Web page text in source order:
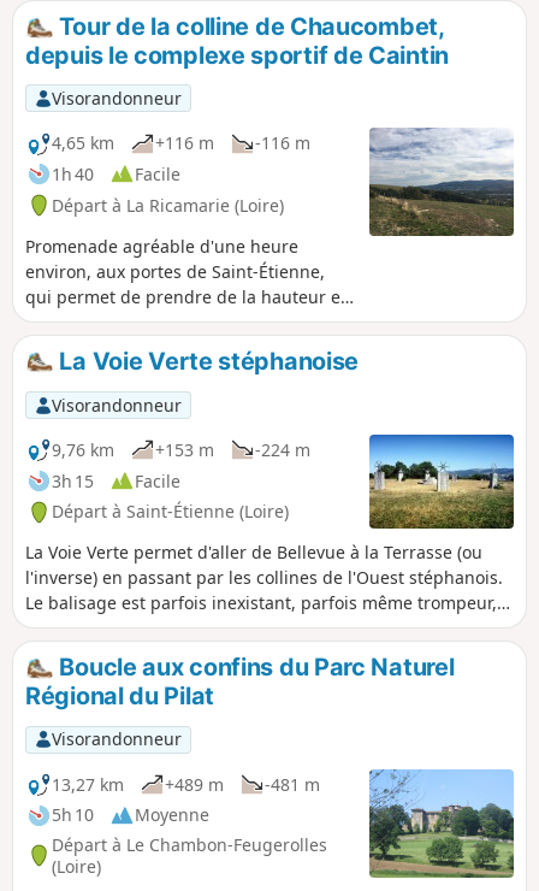
Tour de la colline de Chaucombet,
depuis le complexe sportif de Caintin
Visorandonneur
4,65 km
+116 m
-116 m
1h 40
Facile
Départ à La Ricamarie (Loire)
Promenade agréable d'une heure
environ, aux portes de Saint-Étienne,
qui permet de prendre de la hauteur et
d'avoir de belles vues sur les vallées et
les reliefs environnants. Au départ il y a
des panneaux interdisant l'accès aux
chiens.
La Voie Verte stéphanoise
Visorandonneur
9,76 km
+153 m
-224 m
3h 15
Facile
Départ à Saint-Étienne (Loire)
La Voie Verte permet d'aller de Bellevue à la Terrasse (ou
l'inverse) en passant par les collines de l'Ouest stéphanois.
Le balisage est parfois inexistant, parfois même trompeur,
et le plus souvent inadapté. Autant de raisons motivant la
proposition de cette balade avec un descriptif détaillé. Il est
possible de la scinder en deux en s'arrêtant au niveau du
Puits Couriot. La mise à jour itinéraire/descriptif du 16 août
2020 tient compte du nouveau tracé à partir de Bellevue.
Boucle aux confins du Parc Naturel
Régional du Pilat
Visorandonneur
13,27 km
+489 m
-481 m
5h 10
Moyenne
Départ à Le Chambon-Feugerolles
(Loire)